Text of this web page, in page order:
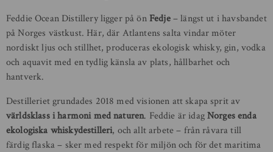
Feddie Ocean Distillery ligger på önFedje– längst ut i havsbandet
på Norges västkust. Här, där Atlantens salta vindar möter
nordiskt ljus och stillhet, produceras ekologisk whisky, gin, vodka
och aquavit med en tydlig känsla av plats, hållbarhet och
hantverk.
Destilleriet grundades 2018 med visionen att skapa sprit av
världsklass i harmoni med naturen. Feddie är idagNorges enda
ekologiska whiskydestilleri, och allt arbete – från råvara till
färdig flaska – sker med respekt för miljön och för det maritima